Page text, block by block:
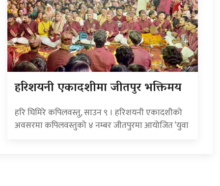
हरिशयनी एकादशीमा जीतपुर भक्तिमय
हरि घिमिरे कपिलवस्तु, साउन ९ । हरिशयनी एकादशीको
अवसरमा कपिलवस्तुको ४ नम्बर जीतपुरमा आयोजित ‘युवा